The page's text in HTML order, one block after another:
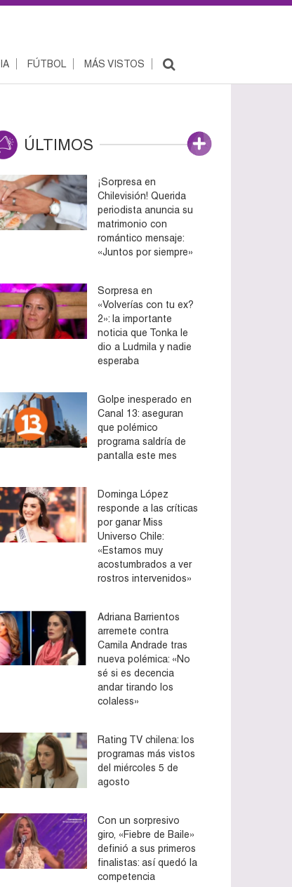
FÚTBOL MÁS VISTOS
ÚLTIMOS
¡Sorpresa en
Chilevisión! Querida
periodista anuncia su
matrimonio con
romántico mensaje:
«Juntos por siempre»
Sorpresa en
«Volverías con tu ex?
2»: la importante
noticia que Tonka le
dio a Ludmila y nadie
esperaba
Golpe inesperado en
Canal 13: aseguran
que polémico
programa saldría de
pantalla este mes
Dominga López
responde a las críticas
por ganar Miss
Universo Chile:
«Estamos muy
acostumbrados a ver
rostros intervenidos»
Adriana Barrientos
arremete contra
Camila Andrade tras
nueva polémica: «No
sé si es decencia
andar tirando los
colaless»
Rating TV chilena: los
programas más vistos
del miércoles 5 de
agosto
Con un sorpresivo
giro, «Fiebre de Baile»
definió a sus primeros
finalistas: así quedó la
competencia